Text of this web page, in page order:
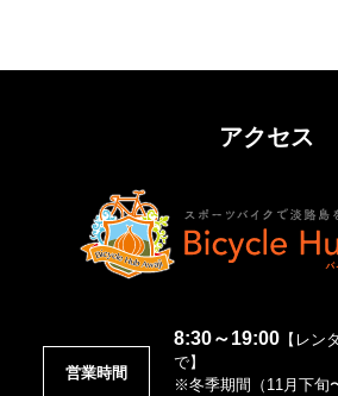
アクセス
営業時間
8:30～19:00【レン
で】
※冬季期間（11月下旬